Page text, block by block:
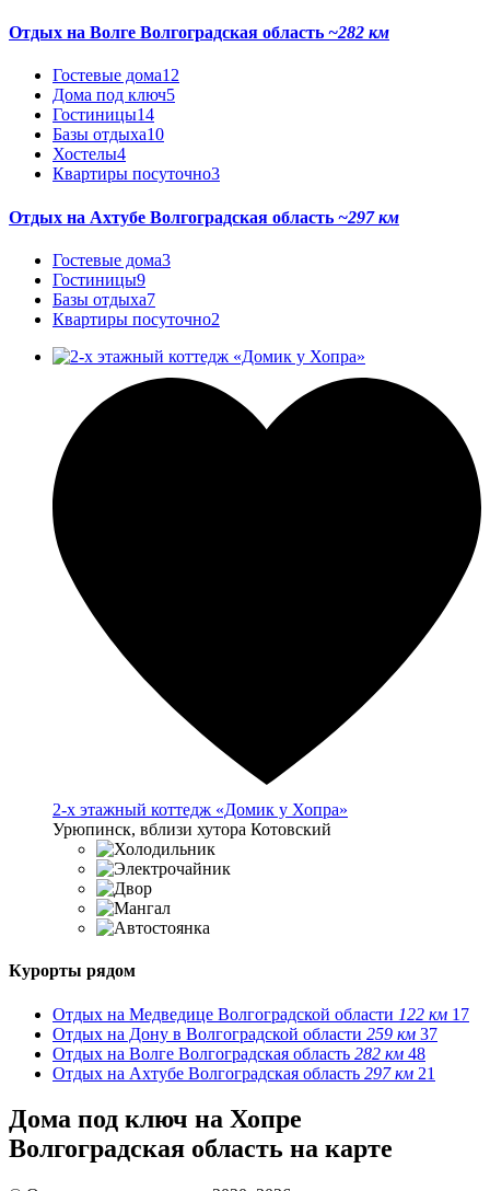
Отдых на Волге Волгоградская область ~282 км
Гостевые дома12
Дома под ключ5
Гостиницы14
Базы отдыха10
Хостелы4
Квартиры посуточно3
Отдых на Ахтубе Волгоградская область ~297 км
Гостевые дома3
Гостиницы9
Базы отдыха7
Квартиры посуточно2
2-х этажный коттедж «Домик у Хопра»
Урюпинск, вблизи хутора Котовский
Курорты рядом
Отдых на Медведице Волгоградской области 122 км 17
Отдых на Дону в Волгоградской области 259 км 37
Отдых на Волге Волгоградская область 282 км 48
Отдых на Ахтубе Волгоградская область 297 км 21
Дома под ключ на Хопре
Волгоградская область на карте